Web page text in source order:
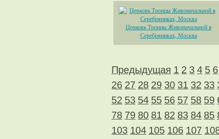
Церковь Троицы Живоначальной в
Серебряниках, Москва
Предыдущая 1 2 3 4 5 6
26 27 28 29 30 31 32 33
52 53 54 55 56 57 58 59
78 79 80 81 82 83 84 85
103 104 105 106 107